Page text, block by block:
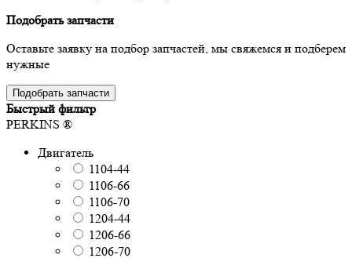
Подобрать запчасти
Оставьте заявку на подбор запчастей, мы свяжемся и подберем
нужные
Подобрать запчасти
Быстрый фильтр
PERKINS ®
Двигатель
1104-44
1106-66
1106-70
1204-44
1206-66
1206-70